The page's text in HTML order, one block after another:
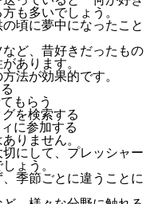
も多いでしょう。
頃に夢中になったこと
ど、昔好きだったもの
あります。
法が効果的です。
もらう
を検索する
に参加する
りません。
切にして、プレッシャー
ょう。
季節ごとに違うことに